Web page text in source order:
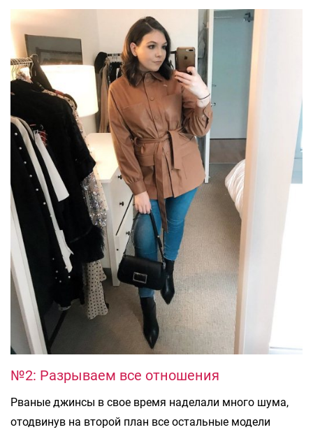
№2: Разрываем все отношения
Рваные джинсы в свое время наделали много шума,
отодвинув на второй план все остальные модели